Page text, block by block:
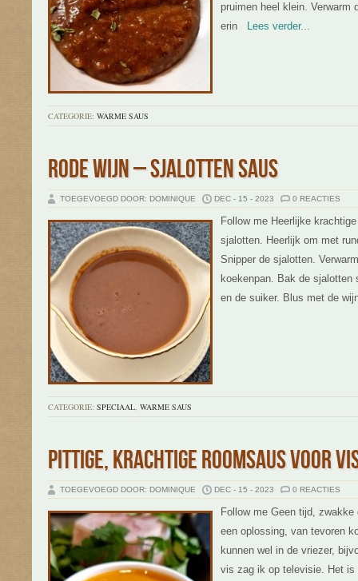
pruimen heel klein. Verwarm
erin Lees verder...
CATEGORIE: WARME SAUS
RODE WIJN – SJALOTTEN SAUS
TOEGEVOEGD DOOR: DOMINIQUE DEC - 15 - 2023 0 REACTIES
Follow me Heerlijke
sjalotten. Heerlijk om met
Snipper de sjalotten.
koekenpan. Bak de
en de suiker. Blus met de
CATEGORIE: SPECIAAL, WARME SAUS
PITTIGE, KRACHTIGE ROOMSAUS VOOR
TOEGEVOEGD DOOR: DOMINIQUE DEC - 15 - 2023 0 REACTIES
Follow me Geen tijd,
een oplossing, van tevoren
kunnen wel in de vriezer,
vis zag ik op televisie. Het is